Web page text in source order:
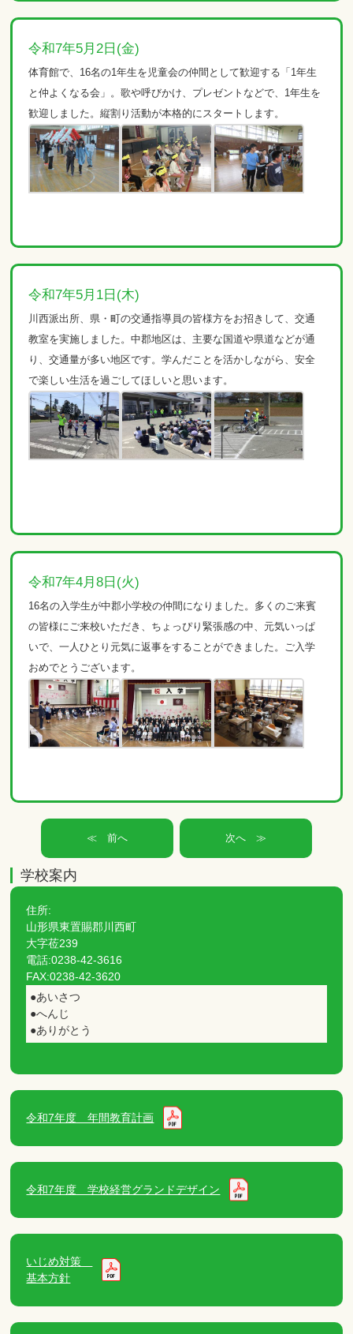
令和7年5月2日(金)
体育館で、16名の1年生を児童会の仲間として歓迎する「1年生
と仲よくなる会」。歌や呼びかけ、プレゼントなどで、1年生を
歓迎しました。縦割り活動が本格的にスタートします。
令和7年5月1日(木)
川西派出所、県・町の交通指導員の皆様方をお招きして、交通
教室を実施しました。中郡地区は、主要な国道や県道などが通
り、交通量が多い地区です。学んだことを活かしながら、安全
で楽しい生活を過ごしてほしいと思います。
令和7年4月8日(火)
16名の入学生が中郡小学校の仲間になりました。多くのご来賓
の皆様にご来校いただき、ちょっぴり緊張感の中、元気いっぱ
いで、一人ひとり元気に返事をすることができました。ご入学
おめでとうございます。
≪ ≫
学校案内
住所:
山形県東置賜郡川西町
大字莅239
電話:0238-42-3616
FAX:0238-42-3620
●あいさつ
●へんじ
●ありがとう
令和7年度 年間教育計画
令和7年度 学校経営グランドデザイン
いじめ対策
基本方針